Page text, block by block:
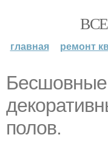
главная ремонт
Бeсшовныe
полов.